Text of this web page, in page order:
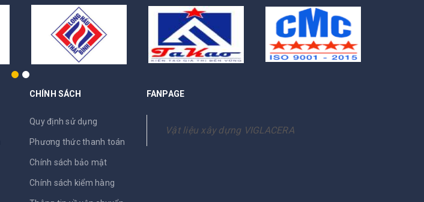
CHÍNH SÁCH
Quy định sử dụng
Phương thức thanh toán
Chính sách bảo mật
Chính sách kiểm hàng
FANPAGE
Vật liệu xây dựng VIGLACERA